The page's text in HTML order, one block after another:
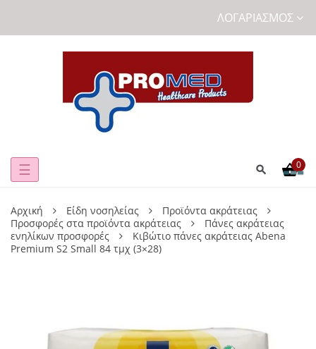
ΛΟΓΑΡΙΑΣΜΌΣ
Toggle
☰ 0
Αρχική Είδη νοσηλείας
Προϊόντα ακράτειας
Προσφορές στα προϊόντα ακράτειας
Πάνες ακράτειας
ενηλίκων προσφορές
Κιβώτιο πάνες ακράτειας Abena
Premium S2 Small 84 τμχ (3×28)